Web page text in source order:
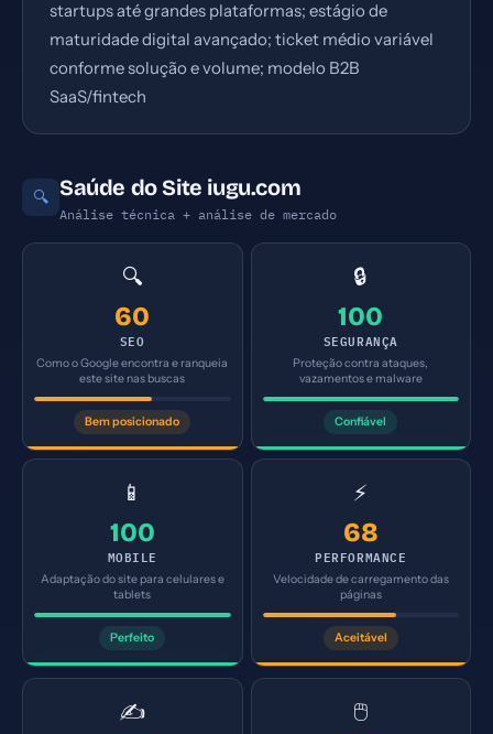
startups até grandes plataformas; estágio de
maturidade digital avançado; ticket médio variável
conforme solução e volume; modelo B2B
SaaS/fintech
🔍 Saúde do Site iugu.com
Análise técnica + análise de mercado
🔍
60
SEO
Como o Google encontra e ranqueia
este site nas buscas
Bem posicionado
🔒
100
SEGURANÇA
Proteção contra ataques,
vazamentos e malware
Confiável
📱
100
MOBILE
Adaptação do site para celulares e
tablets
Perfeito
⚡
68
PERFORMANCE
Velocidade de carregamento das
páginas
Aceitável
✍️ 🖱️